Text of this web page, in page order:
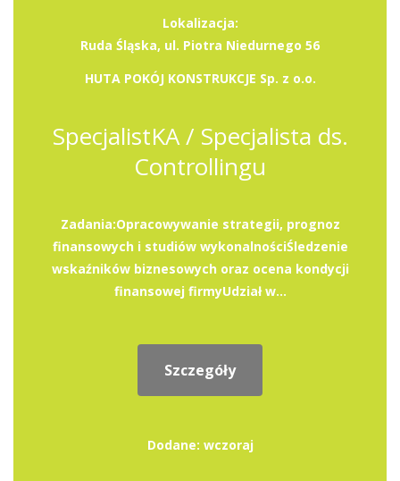
Lokalizacja:
Ruda Śląska, ul. Piotra Niedurnego 56
HUTA POKÓJ KONSTRUKCJE Sp. z o.o.
SpecjalistKA / Specjalista ds.
Controllingu
Zadania:Opracowywanie strategii, prognoz
finansowych i studiów wykonalnościŚledzenie
wskaźników biznesowych oraz ocena kondycji
finansowej firmyUdział w...
Szczegóły
Dodane: wczoraj